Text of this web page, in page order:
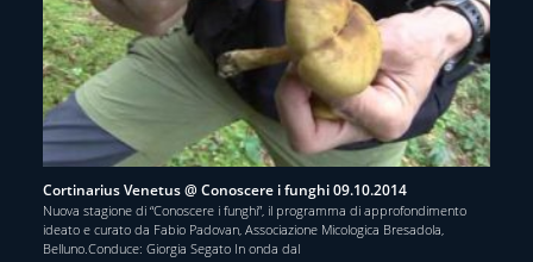
Cortinarius Venetus @ Conoscere i funghi 09.10.2014
Nuova stagione di “Conoscere i funghi”, il programma di approfondimento
ideato e curato da Fabio Padovan, Associazione Micologica Bresadola,
Belluno.Conduce: Giorgia Segato In onda dal